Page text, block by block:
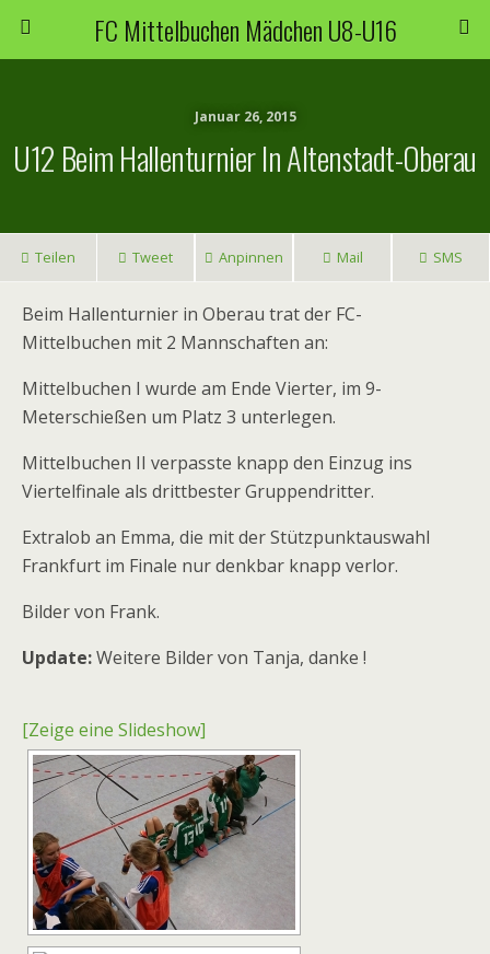
FC Mittelbuchen Mädchen U8-U16
Januar 26, 2015
U12 Beim Hallenturnier In Altenstadt-Oberau
Teilen Tweet Anpinnen Mail SMS
Beim Hallenturnier in Oberau trat der FC-
Mittelbuchen mit 2 Mannschaften an:
Mittelbuchen I wurde am Ende Vierter, im 9-
Meterschießen um Platz 3 unterlegen.
Mittelbuchen II verpasste knapp den Einzug ins
Viertelfinale als drittbester Gruppendritter.
Extralob an Emma, die mit der Stützpunktauswahl
Frankfurt im Finale nur denkbar knapp verlor.
Bilder von Frank.
Update:Weitere Bilder von Tanja, danke !
[Zeige eine Slideshow]